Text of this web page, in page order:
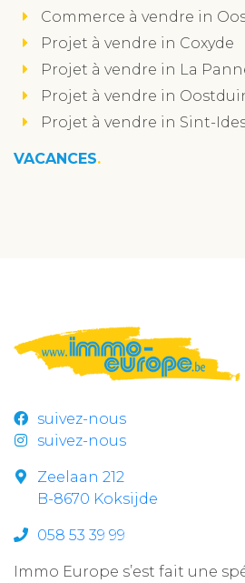
Commerce à vendre in
Projet à vendre in Coxyde
Projet à vendre in La
Projet à vendre in
Projet à vendre in Sint-
VACANCES
suivez-nous
suivez-nous
Zeelaan 212
B-8670 Koksijde
058 53 39 99
Immo Europe s’est fait une